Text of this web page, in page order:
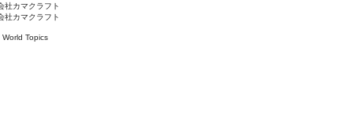
社カマクラフト
社カマクラフト
World Topics